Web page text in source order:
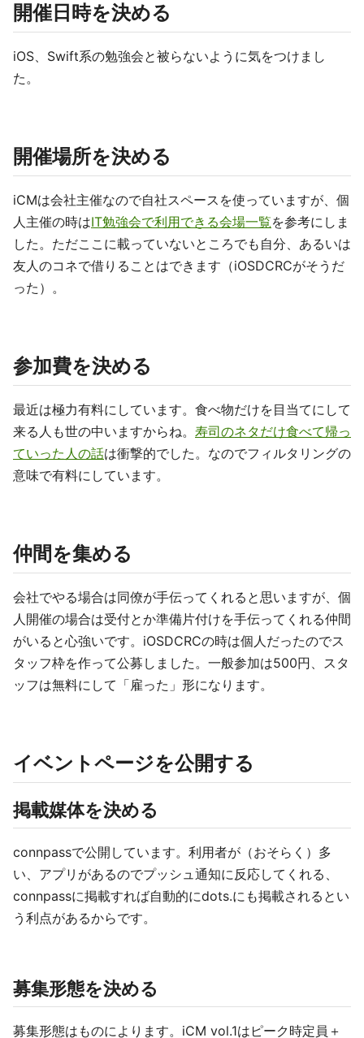
開催日時を決める
iOS、Swift系の勉強会と被らないように気をつけまし
た。
開催場所を決める
iCMは会社主催なので自社スペースを使っていますが、個
人主催の時はIT勉強会で利用できる会場一覧を参考にしま
した。ただここに載っていないところでも自分、あるいは
友人のコネで借りることはできます（iOSDCRCがそうだ
った）。
参加費を決める
最近は極力有料にしています。食べ物だけを目当てにして
来る人も世の中いますからね。 寿司のネタだけ食べて帰っ
ていった人の話は衝撃的でした。なのでフィルタリングの
意味で有料にしています。
仲間を集める
会社でやる場合は同僚が手伝ってくれると思いますが、個
人開催の場合は受付とか準備片付けを手伝ってくれる仲間
がいると心強いです。iOSDCRCの時は個人だったのでス
タッフ枠を作って公募しました。一般参加は500円、スタ
ッフは無料にして「雇った」形になります。
イベントページを公開する
掲載媒体を決める
connpassで公開しています。利用者が（おそらく）多
い、アプリがあるのでプッシュ通知に反応してくれる、
connpassに掲載すれば自動的にdots.にも掲載されるとい
う利点があるからです。
募集形態を決める
募集形態はものによります。iCM vol.1はピーク時定員＋